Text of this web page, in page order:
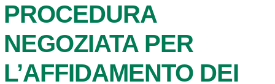
PROCEDURA
NEGOZIATA PER
L’AFFIDAMENTO DEI